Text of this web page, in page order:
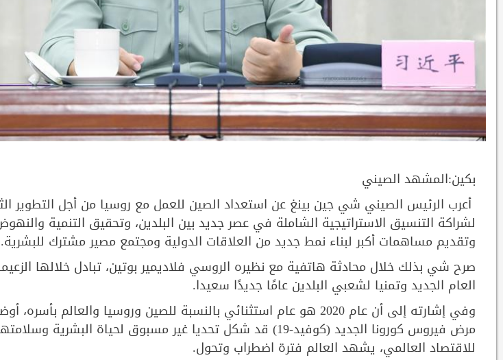
بكين:المشهد الصيني
أعرب الرئيس الصيني شي جين بينغ عن استعداد الصين للعمل مع روسيا من أجل التطوير
لشراكة التنسيق الاستراتيجية الشاملة في عصر جديد بين البلدين، وتحقيق التنمية
وتقديم مساهمات أكبر لبناء نمط جديد من العلاقات الدولية ومجتمع مصير مشترك للبشرية.
صرح شي بذلك خلال محادثة هاتفية مع نظيره الروسي فلاديمير بوتين، تبادل خلالها
العام الجديد وتمنيا لشعبي البلدين عامًا جديدًا سعيدا.
وفي إشارته إلى أن عام 2020 هو عام استثنائي بالنسبة للصين وروسيا والعالم
مرض فيروس كورونا الجديد (كوفيد-19) قد شكل تحديا غير مسبوق لحياة
للاقتصاد العالمي، يشهد العالم فترة اضطراب وتحول.